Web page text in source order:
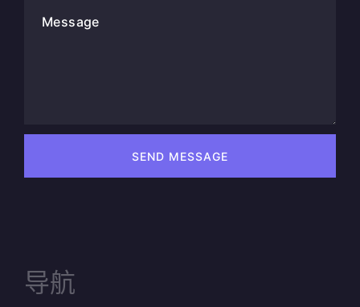
Message
SEND MESSAGE
导航